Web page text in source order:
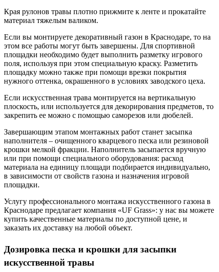
Края рулонов травы плотно прижмите к ленте и прокатайте
материал тяжелым валиком.
Если вы монтируете декоративный газон в Краснодаре, то на
этом все работы могут быть завершены. Для спортивной
площадки необходимо будет выполнить разметку игрового
поля, используя при этом специальную краску. Разметить
площадку можно также при помощи врезки покрытия
нужного оттенка, окрашенного в условиях заводского цеха.
Если искусственная трава монтируется на вертикальную
плоскость, или используется для декорирования предметов, то
закрепить ее можно с помощью саморезов или дюбелей.
Завершающим этапом монтажных работ станет засыпка
наполнителя – очищенного кварцевого песка или резиновой
крошки мелкой фракции. Наполнитель засыпается вручную
или при помощи специального оборудования: расход
материала на единицу площади подбирается индивидуально,
в зависимости от свойств газона и назначения игровой
площадки.
Услугу профессионального монтажа искусственного газона в
Краснодаре предлагает компания «UF Grass»: у нас вы можете
купить качественные материалы по доступной цене, и
заказать их доставку на любой объект.
Дозировка песка и крошки для засыпки
искусственной травы